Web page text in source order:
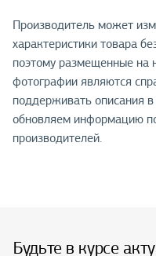
Производитель может
характеристики товара
поэтому размещенные на
фотографии являются
поддерживать описания
обновляем информацию
производителей.
Будьте в курсе